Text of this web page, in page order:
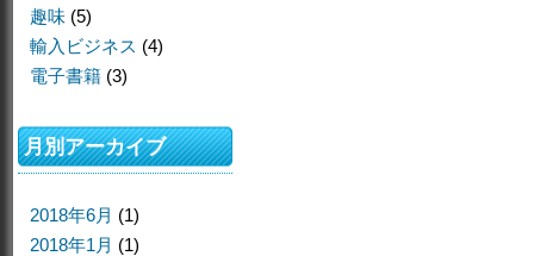
趣味 (5)
輸入ビジネス (4)
電子書籍 (3)
月別アーカイブ
2018年6月 (1)
2018年1月 (1)